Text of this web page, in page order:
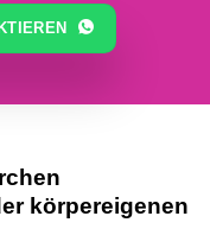
körpereigenen